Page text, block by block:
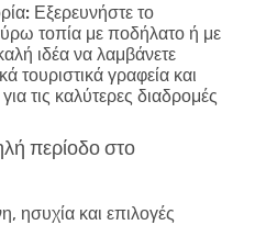
Εξερευνήστε το
τοπία με ποδήλατο ή με
ιδέα να λαμβάνετε
τουριστικά γραφεία και
τις καλύτερες διαδρομές
περίοδο στο
ησυχία και επιλογές